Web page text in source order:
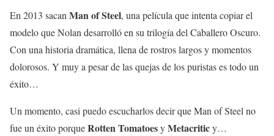
En 2013 sacan Man of Steel, una película que intenta copiar el
modelo que Nolan desarrolló en su trilogía del Caballero Oscuro.
Con una historia dramática, llena de rostros largos y momentos
dolorosos. Y muy a pesar de las quejas de los puristas es todo un
éxito…
Un momento, casi puedo escucharlos decir que Man of Steel no
fue un éxito porqueRotten TomatoesyMetacriticy…